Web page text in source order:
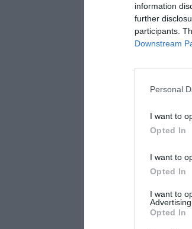
information
further
participants.
Downstream
Personal
I want to
Opted In
I want to
Opted In
I want to
Advertising.
Opted In